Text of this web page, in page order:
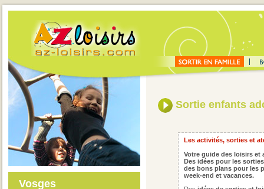
Vosges
Sortie enfants
Les activités, sorties et
Votre guide des loisirs et
Des idées pour les
des bons plans pour les
week-end et vacances.